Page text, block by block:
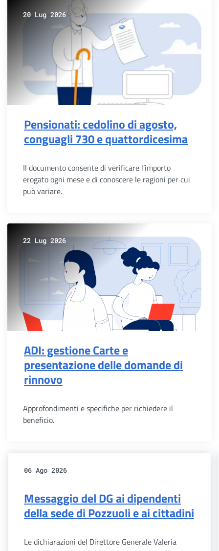
20 Lug 2026
Pensionati: cedolino di agosto,
conguagli 730 e quattordicesima
Il documento consente di verificare l’importo
erogato ogni mese e di conoscere le ragioni per cui
può variare.
22 Lug 2026
ADI: gestione Carte e
presentazione delle domande di
rinnovo
Approfondimenti e specifiche per richiedere il
beneficio.
06 Ago 2026
Messaggio del DG ai dipendenti
della sede di Pozzuoli e ai cittadini
Le dichiarazioni del Direttore Generale Valeria